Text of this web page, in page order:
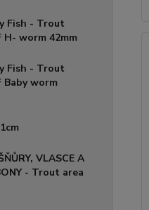
Fish - Trout
H- worm 42mm
Fish - Trout
Baby worm
VLASCE A
- Trout area